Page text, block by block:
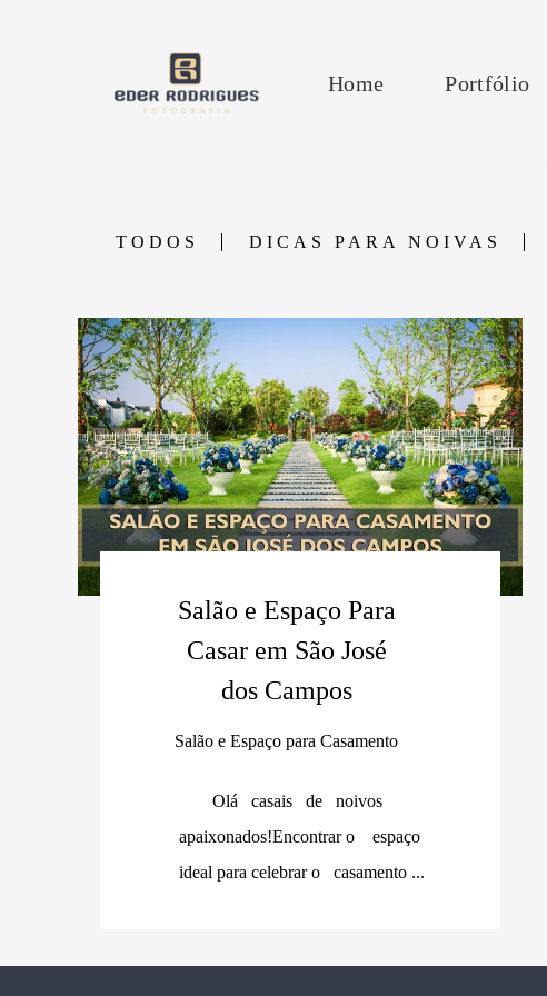
Home Portfólio
TODOS DICAS PARA NOIVAS
Salão e Espaço Para
Casar em São José
dos Campos
Salão e Espaço para Casamento
Olá casais de noivos
apaixonados!Encontrar o espaço
ideal para celebrar o casamento ...